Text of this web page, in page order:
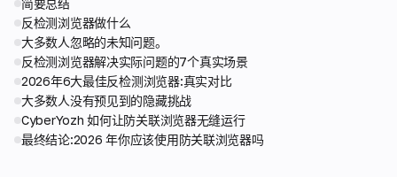
简要总结
反检测浏览器做什么
大多数人忽略的未知问题。
反检测浏览器解决实际问题的7个真实场景
2026年6大最佳反检测浏览器:真实对比
大多数人没有预见到的隐藏挑战
CyberYozh 如何让防关联浏览器无缝运行
最终结论:2026 年你应该使用防关联浏览器吗